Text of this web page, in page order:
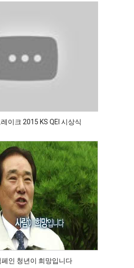
이크 2015 KS QEI 시상식
페인 청년이 희망입니다